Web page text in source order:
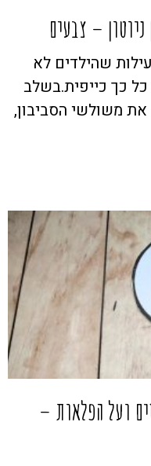
– צבעים
שהילדים לא
כך כייפית.בשלב
משולשי הסביבון,
ועל הפלאות –